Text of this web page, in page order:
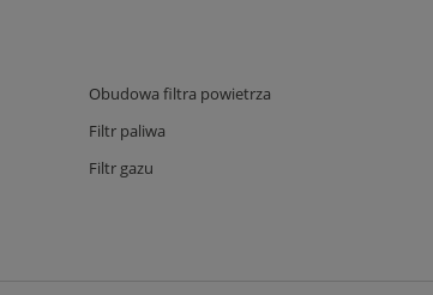
Obudowa filtra powietrza
Filtr paliwa
Filtr gazu